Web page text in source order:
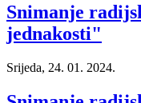
Snimanje
jednakosti"
Srijeda, 24. 01. 2024.